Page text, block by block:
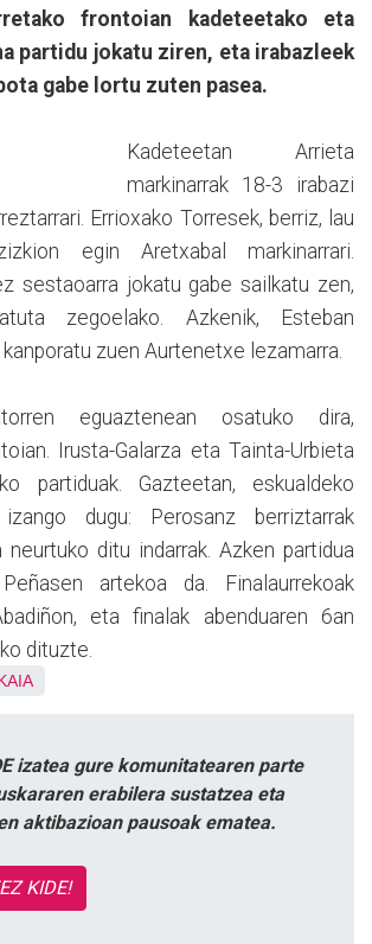
frontoian kadeteetako eta
partidu jokatu ziren, eta irabazleek
gabe lortu zuten pasea.
Kadeteetan Arrieta
markinarrak 18-3 irabazi
Errioxako Torresek, berriz, lau
egin Aretxabal markinarrari.
sestaoarra jokatu gabe sailkatu zen,
zegoelako. Azkenik, Esteban
zuen Aurtenetxe lezamarra.
eguaztenean osatuko dira,
Irusta-Galarza eta Tainta-Urbieta
partiduak. Gazteetan, eskualdeko
dugu: Perosanz berriztarrak
neurtuko ditu indarrak. Azken partidua
artekoa da. Finalaurrekoak
eta finalak abenduaren 6an
dituzte.
izatea gure komunitatearen parte
erabilera sustatzea eta
aktibazioan pausoak ematea.
KIDE!